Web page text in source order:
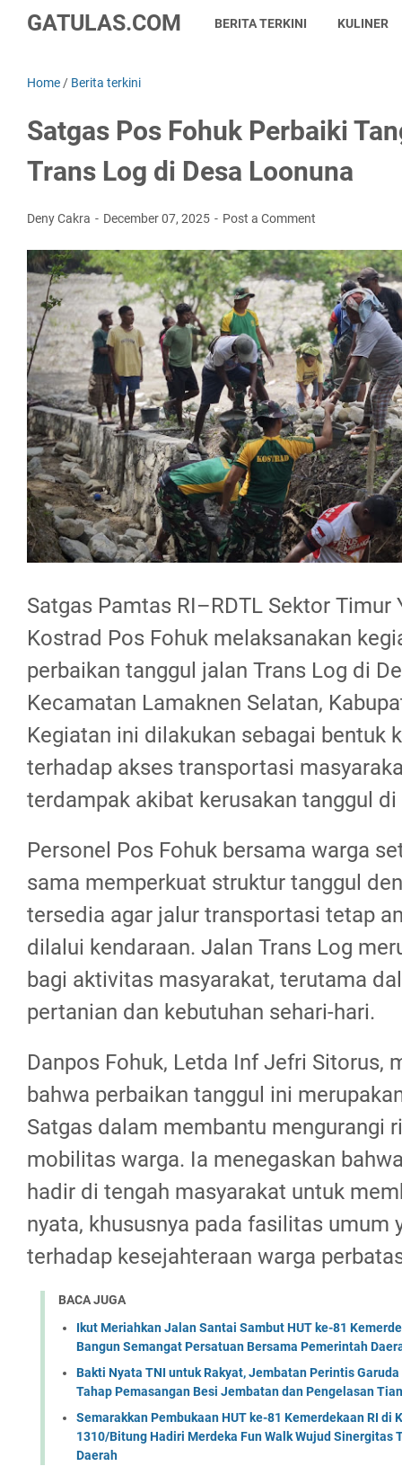
GATULAS.COM BERITA TERKINI KULINER
Home / Berita terkini
Satgas Pos Fohuk Perbaiki
Trans Log di Desa Loonuna
Deny Cakra December 07, 2025 Post a Comment
Satgas Pamtas RI–RDTL Sektor Timur
Kostrad Pos Fohuk melaksanakan
perbaikan tanggul jalan Trans Log di
Kecamatan Lamaknen Selatan,
Kegiatan ini dilakukan sebagai bentuk
terhadap akses transportasi
terdampak akibat kerusakan tanggul
Personel Pos Fohuk bersama warga
sama memperkuat struktur tanggul
tersedia agar jalur transportasi tetap
dilalui kendaraan. Jalan Trans Log
bagi aktivitas masyarakat, terutama
pertanian dan kebutuhan sehari-hari.
Danpos Fohuk, Letda Inf Jefri Sitorus,
bahwa perbaikan tanggul ini
Satgas dalam membantu mengurangi
mobilitas warga. Ia menegaskan
hadir di tengah masyarakat untuk
nyata, khususnya pada fasilitas umum
terhadap kesejahteraan warga
BACA JUGA
Ikut Meriahkan Jalan Santai Sambut HUT ke-81
Bangun Semangat Persatuan Bersama Pemerintah
Bakti Nyata TNI untuk Rakyat, Jembatan Perintis
Tahap Pemasangan Besi Jembatan dan Pengelasan
Semarakkan Pembukaan HUT ke-81 Kemerdekaan RI di
1310/Bitung Hadiri Merdeka Fun Walk Wujud Sinergitas
Daerah